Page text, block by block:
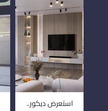
استعرض ديكور..